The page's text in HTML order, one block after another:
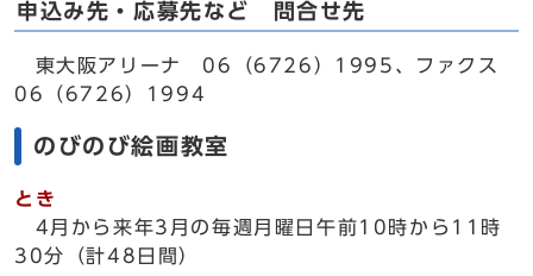
申込み先・応募先など 問合せ先
東大阪アリーナ 06（6726）1995、ファクス
06（6726）1994
のびのび絵画教室
とき
4月から来年3月の毎週月曜日午前10時から11時
30分（計48日間）